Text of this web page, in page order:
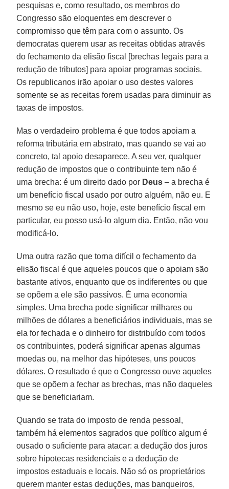
pesquisas e, como resultado, os membros do
Congresso são eloquentes em descrever o
compromisso que têm para com o assunto. Os
democratas querem usar as receitas obtidas através
do fechamento da elisão fiscal [brechas legais para a
redução de tributos] para apoiar programas sociais.
Os republicanos irão apoiar o uso destes valores
somente se as receitas forem usadas para diminuir as
taxas de impostos.
Mas o verdadeiro problema é que todos apoiam a
reforma tributária em abstrato, mas quando se vai ao
concreto, tal apoio desaparece. A seu ver, qualquer
redução de impostos que o contribuinte tem não é
uma brecha: é um direito dado por Deus – a brecha é
um benefício fiscal usado por outro alguém, não eu. E
mesmo se eu não uso, hoje, este benefício fiscal em
particular, eu posso usá-lo algum dia. Então, não vou
modificá-lo.
Uma outra razão que torna difícil o fechamento da
elisão fiscal é que aqueles poucos que o apoiam são
bastante ativos, enquanto que os indiferentes ou que
se opõem a ele são passivos. É uma economia
simples. Uma brecha pode significar milhares ou
milhões de dólares a beneficiários individuais, mas se
ela for fechada e o dinheiro for distribuído com todos
os contribuintes, poderá significar apenas algumas
moedas ou, na melhor das hipóteses, uns poucos
dólares. O resultado é que o Congresso ouve aqueles
que se opõem a fechar as brechas, mas não daqueles
que se beneficiariam.
Quando se trata do imposto de renda pessoal,
também há elementos sagrados que político algum é
ousado o suficiente para atacar: a dedução dos juros
sobre hipotecas residenciais e a dedução de
impostos estaduais e locais. Não só os proprietários
querem manter estas deduções, mas banqueiros,